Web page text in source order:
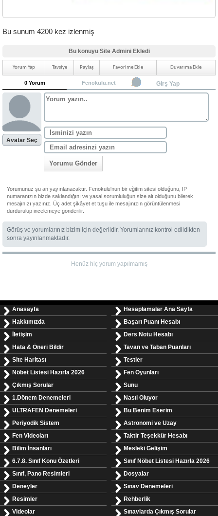
Bu sunum 4200 kez izlenmiş
Bu konuyu Site Admini Ekledi
Yorum Yap Tavsiye Paylaş Favorime Ekle Duvarıma Ekle
0 Yorum Fenokulu.net Girş Yap
Avatar Seç
Yorumu Gönder
Yorumunuz şu an yayınlanacaktır. Fenokulu'nun bir eğitim sitesi olduğunu, IP
numaranızın bizde saklandığını ve yasal sorumluluğun size ait olduğunu bilerek
mesajınızı yazınız. Üç adet şikâyet et tuşu ile mesajınızın görüntülenmesi
durdurulup incelemeye gönderilir.
Görüş ve yorumlarınız bizim için değerlidir. Yorumlarınız kontrol edildikten
sonra yayınlanmaktadır.
Henüz hiç yorum yapılmamış
Anasayfa
Hakkımızda
İletişim
Hata & Öneri Bildir
Site Haritası
Nöbet Listesi Hazırla 2026
Çıkmış Sorular
1.Dönem Denemeleri
ULTRAFEN Denemeleri
Periyodik Sistem
Fen Videoları
Bilim İnsanları
6.7.8. Sınıf Konu Özetleri
Sınıf, Pano Resimleri
Deneyler
Resimler
Videolar
Hesaplamalar Ana Sayfa
Başarı Puanı Hesabı
Ders Notu Hesabı
Tavan ve Taban Puanları
Testler
Fen Oyunları
Sunu
Nasıl Oluyor
Bu Benim Eserim
Astronomi ve Uzay
Taktir Teşekkür Hesabı
Mesleki Gelişim
Sınıf Nöbet Listesi Hazırla 2026
Dosyalar
Sınav Denemeleri
Rehberlik
Sınavlarda Çıkmış Sorular